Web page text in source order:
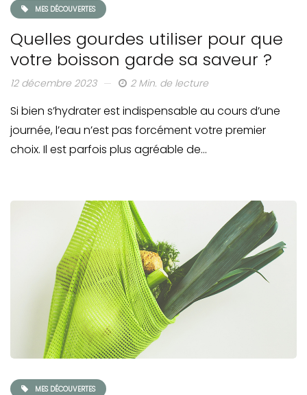
MES DÉCOUVERTES
Quelles gourdes utiliser pour que
votre boisson garde sa saveur ?
12 décembre 2023 2 Min. de lecture
Si bien s’hydrater est indispensable au cours d’une
journée, l’eau n’est pas forcément votre premier
choix. Il est parfois plus agréable de…
MES DÉCOUVERTES